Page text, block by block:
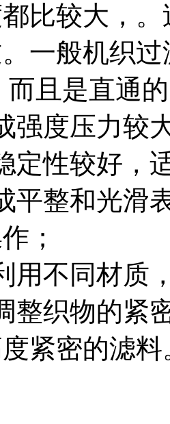
比较大，
一般机织
而且是直通
强度压力较
定性较好，
平整和光
；
用不同材质
整织物的
紧密的滤料